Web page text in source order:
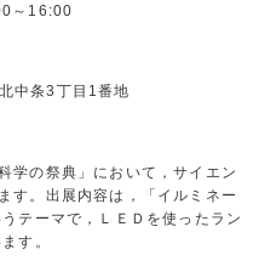
～16:00
中条3丁目1番地
学の祭典」において，サイエン
す。出展内容は，「イルミネー
テーマで，ＬＥＤを使ったラン
す。